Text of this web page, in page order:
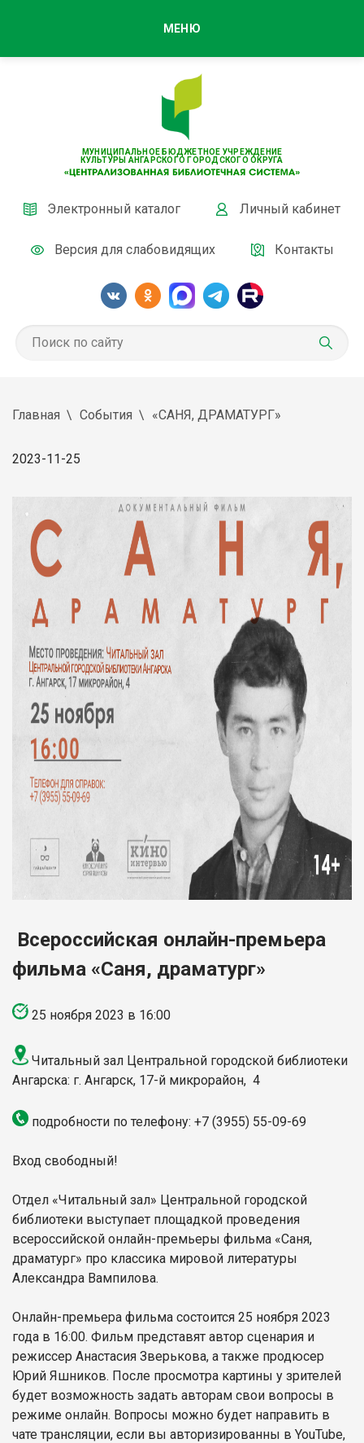
МУНИЦИПАЛЬНОЕ БЮДЖЕТНОЕ УЧРЕЖДЕНИЕ
КУЛЬТУРЫ АНГАРСКОГО ГОРОДСКОГО ОКРУГА
Электронный каталог Личный кабинет
Версия для слабовидящих Контакты
МЕНЮ
Главная События «САНЯ, ДРАМАТУРГ»
2023-11-25
Всероссийская онлайн-премьера
фильма «Саня, драматург»
25 ноября 2023 в 16:00
Читальный зал Центральной городской библиотеки
Ангарска: г. Ангарск, 17-й микрорайон, 4
подробности по телефону: +7 (3955) 55-09-69
Вход свободный!
Отдел «Читальный зал» Центральной городской
библиотеки выступает площадкой проведения
всероссийской онлайн-премьеры фильма «Саня,
драматург» про классика мировой литературы
Александра Вампилова.
Онлайн-премьера фильма состоится 25 ноября 2023
года в 16:00. Фильм представят автор сценария и
режиссер Анастасия Зверькова, а также продюсер
Юрий Яшников. После просмотра картины у зрителей
будет возможность задать авторам свои вопросы в
режиме онлайн. Вопросы можно будет направить в
чате трансляции, если вы авторизированны в YouTube,